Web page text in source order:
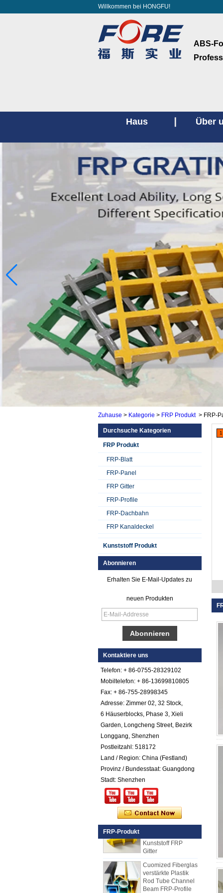
Willkommen bei HONGFU!
ABS-
Haus Über
Zuhause > Kategorie > FRP Produkt> FRP-
Durchsuche Kategorien
FRP Produkt
FRP-Blatt
FRP-Panel
FRP Gitter
FRP-Profile
FRP-Dachbahn
FRP Kanaldeckel
Kunststoff Produkt
Abonnieren
Erhalten Sie E-Mail-Updates zu
neuen Produkten
Kontaktiere uns
Telefon: + 86-0755-28329102
Mobiltelefon: + 86-13699810805
Fax: + 86-755-28998345
Adresse: Zimmer 02, 32 Stock,
6 Häuserblocks, Phase 3, Xieli
Garden, Longcheng Street, Bezirk
Longgang, Shenzhen
Postleitzahl: 518172
Land / Region: China (Festland)
Provinz / Bundesstaat: Guangdong
Stadt: Shenzhen
FRP-Produkt
Glattes Gel Cotated
Fiberglas
Reinforced Plastik
FRP Blatt
Cotated Fiberglas
verstärktes Plastik
FRP Pebbled Blatt
Comstom-Stärke-
Weiß-Schwarzes
RV-Außenisolierte
GRP-FRP-Platten
für Verkauf
Fiberglas
verstärktes Plastik
FRP PU-Schaum-
zusammengesetzte
Platte für Anhänger
25mm Stärke Gelb
Konkav Fiberglas
Verstärktes
Gitter
Cuomized Fiberglas
verstärkte Plastik
Rod Tube Channel
Beam FRP-Profile
1